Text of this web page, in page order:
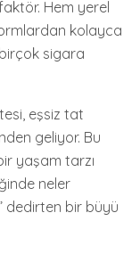
Hem yerel
kolayca
sigara
eşsiz tat
geliyor. Bu
yaşam tarzı
neler
dedirten bir büyü